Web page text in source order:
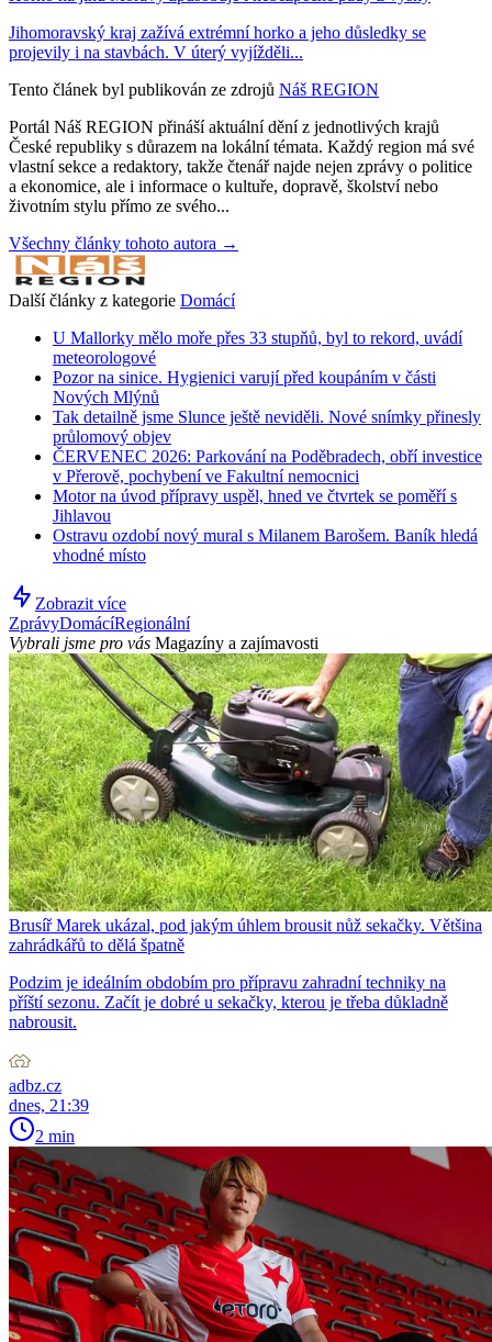
Jihomoravský kraj zažívá extrémní horko a jeho důsledky se
projevily i na stavbách. V úterý vyjížděli...
Tento článek byl publikován ze zdrojů Náš REGION
Portál Náš REGION přináší aktuální dění z jednotlivých krajů
České republiky s důrazem na lokální témata. Každý region má své
vlastní sekce a redaktory, takže čtenář najde nejen zprávy o politice
a ekonomice, ale i informace o kultuře, dopravě, školství nebo
životním stylu přímo ze svého...
Všechny články tohoto autora →
Další články z kategorie Domácí
U Mallorky mělo moře přes 33 stupňů, byl to rekord, uvádí
meteorologové
Pozor na sinice. Hygienici varují před koupáním v části
Nových Mlýnů
Tak detailně jsme Slunce ještě neviděli. Nové snímky přinesly
průlomový objev
ČERVENEC 2026: Parkování na Poděbradech, obří investice
v Přerově, pochybení ve Fakultní nemocnici
Motor na úvod přípravy uspěl, hned ve čtvrtek se poměří s
Jihlavou
Ostravu ozdobí nový mural s Milanem Barošem. Baník hledá
vhodné místo
Zobrazit více
ZprávyDomácíRegionální
Vybrali jsme pro vás Magazíny a zajímavosti
Brusíř Marek ukázal, pod jakým úhlem brousit nůž sekačky. Většina
zahrádkářů to dělá špatně
Podzim je ideálním obdobím pro přípravu zahradní techniky na
příští sezonu. Začít je dobré u sekačky, kterou je třeba důkladně
nabrousit.
adbz.cz
dnes, 21:39
2 min